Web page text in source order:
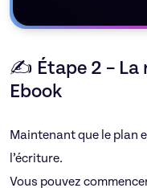
✍️ Étape 2 – La
Ebook
Maintenant que le plan
l’écriture.
Vous pouvez